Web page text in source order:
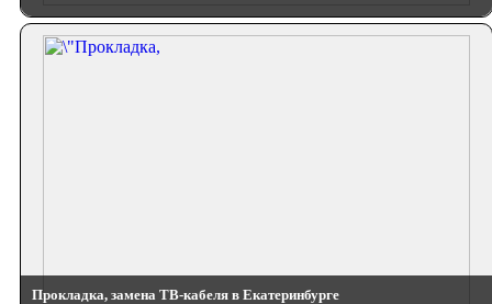
Прокладка, замена ТВ-кабеля в Екатеринбурге